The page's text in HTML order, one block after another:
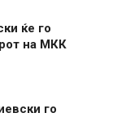
ќе го
на МКК
го